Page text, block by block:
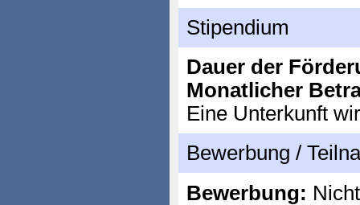
Stipendium
Dauer der
Monatlicher
Eine Unterkunft
Bewerbung /
Bewerbung: